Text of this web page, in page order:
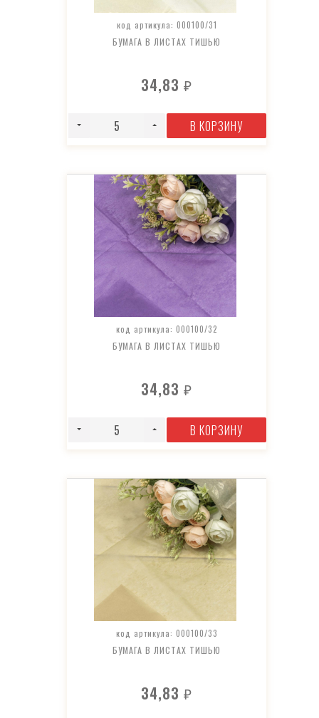
код артикула: 000100/31
БУМАГА В ЛИСТАХ ТИШЬЮ
34,83₽
В КОРЗИНУ
код артикула: 000100/32
БУМАГА В ЛИСТАХ ТИШЬЮ
34,83₽
В КОРЗИНУ
код артикула: 000100/33
БУМАГА В ЛИСТАХ ТИШЬЮ
34,83₽